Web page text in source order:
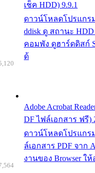
เช็ค HDD) 9.9.1
ดาวน์โหลดโปรแกร
ddisk ดู สถานะ
คอมพัง ดูฮาร์ดดิสก์
ด้
Adobe Acrobat
DF ไฟล์เอกสาร ฟรี)
ดาวน์โหลดโปรแกรม
ล์เอกสาร PDF จาก
งานของ Browser ใ